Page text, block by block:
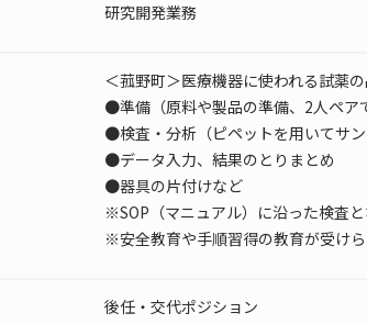
研究開発業務
＜菰野町＞医療機器に使われる試薬
●準備（原料や製品の準備、2人ペア
●検査・分析（ピペットを用いてサン
●データ入力、結果のとりまとめ
●器具の片付けなど
※SOP（マニュアル）に沿った検査
※安全教育や手順習得の教育が受け
後任・交代ポジション